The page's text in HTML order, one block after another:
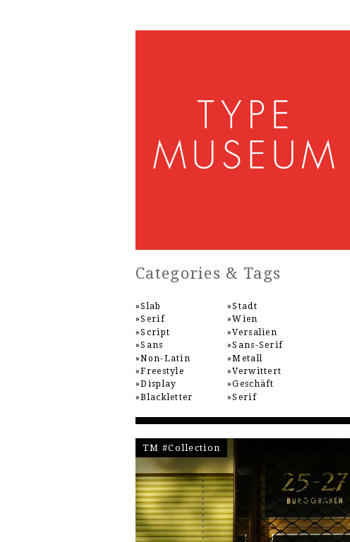
Categories & Tags
Slab
Serif
Script
Sans
Non-Latin
Freestyle
Display
Blackletter
Stadt
Wien
Versalien
Sans-Serif
Metall
Verwittert
Geschäft
Serif
TM #Collection